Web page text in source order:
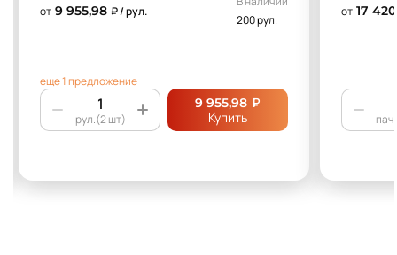
от 9 955,98 ₽ / рул.
200 рул.
еще 1 предложение
рул.(2 шт)
9 955,98 ₽
Купить
от 17